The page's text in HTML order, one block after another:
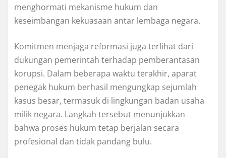
menghormati mekanisme hukum dan
keseimbangan kekuasaan antar lembaga negara.
Komitmen menjaga reformasi juga terlihat dari
dukungan pemerintah terhadap pemberantasan
korupsi. Dalam beberapa waktu terakhir, aparat
penegak hukum berhasil mengungkap sejumlah
kasus besar, termasuk di lingkungan badan usaha
milik negara. Langkah tersebut menunjukkan
bahwa proses hukum tetap berjalan secara
profesional dan tidak pandang bulu.